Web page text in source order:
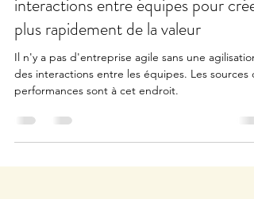
Mar 11, 2021
3 min read
Transformation #3 - Agiliser les
interactions entre équipes pour créer
plus rapidement de la valeur
Il n'y a pas d'entreprise agile sans une agilisation
performances sont à cet endroit.